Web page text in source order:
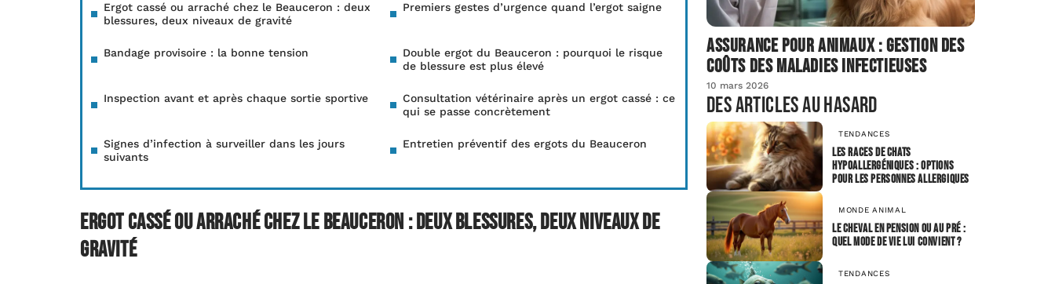
Ergot cassé ou arraché chez le Beauceron : deux
blessures, deux niveaux de gravité
Premiers gestes d’urgence quand l’ergot saigne
Bandage provisoire : la bonne tension
Double ergot du Beauceron : pourquoi le risque
de blessure est plus élevé
Inspection avant et après chaque sortie sportive
Consultation vétérinaire après un ergot cassé : ce
qui se passe concrètement
Signes d’infection à surveiller dans les jours
suivants
Entretien préventif des ergots du Beauceron
Ergot cassé ou arraché chez le Beauceron : deux blessures, deux niveaux de
gravité
Assurance pour animaux : gestion des
coûts des maladies infectieuses
10 mars 2026
Des articles au hasard
TENDANCES
Les races de chats
hypoallergéniques : options
pour les personnes allergiques
MONDE ANIMAL
Le cheval en pension ou au pré :
quel mode de vie lui convient ?
TENDANCES